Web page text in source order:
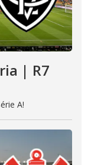
| R7
A!